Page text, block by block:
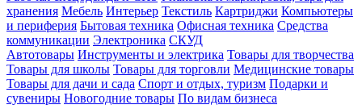
хранения Мебель Интерьер Текстиль Картриджи Компьютеры
и периферия Бытовая техника Офисная техника Средства
коммуникации Электроника СКУД
Автотовары Инструменты и электрика Товары для творчества
Товары для школы Товары для торговли Медицинские товары
Товары для дачи и сада Спорт и отдых, туризм Подарки и
сувениры Новогодние товары По видам бизнеса